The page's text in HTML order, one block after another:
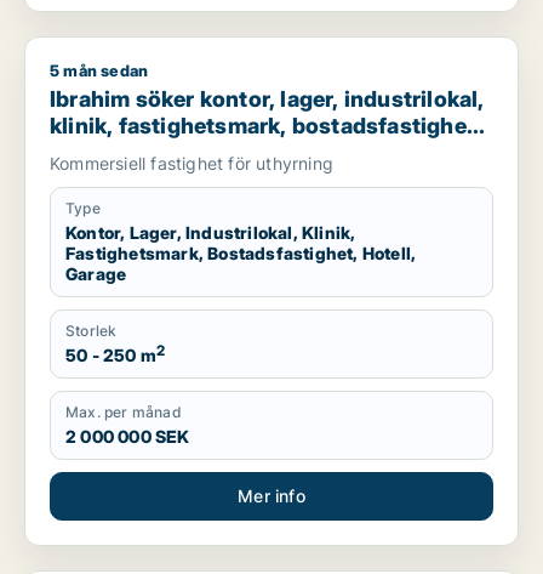
Ibrahim söker kontor, lager, industrilokal, klinik,
5 mån sedan
Ibrahim söker kontor, lager, industrilokal,
klinik, fastighetsmark, bostadsfastighet,
hotell eller garage till salu i Stockholms
Kommersiell fastighet för uthyrning
Type
Kontor, Lager, Industrilokal, Klinik,
Fastighetsmark, Bostadsfastighet, Hotell,
Garage
Storlek
50 - 250 m2
Max. per månad
2 000 000 SEK
Mer info